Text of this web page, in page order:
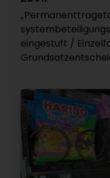
eingestuft /